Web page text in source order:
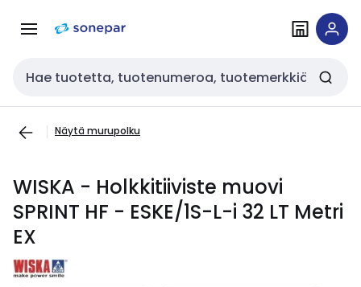
navigointiinsisältöön
Haku
Näytä murupolku
WISKA - Holkkitiiviste muovi
SPRINT HF - ESKE/1S-L-i 32 LT Metri
EX